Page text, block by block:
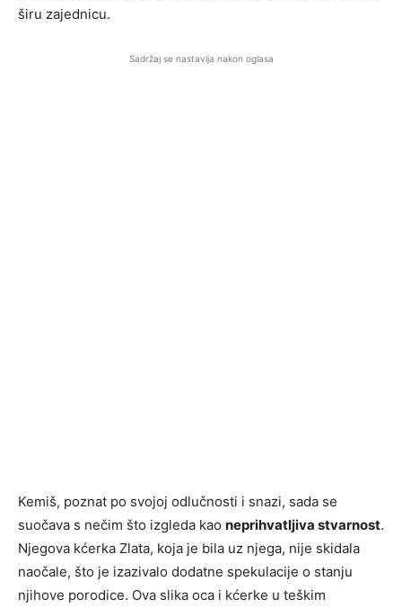
širu zajednicu.
Sadržaj se nastavlja nakon oglasa
Kemiš, poznat po svojoj odlučnosti i snazi, sada se
suočava s nečim što izgleda kao neprihvatljiva stvarnost.
Njegova kćerka Zlata, koja je bila uz njega, nije skidala
naočale, što je izazivalo dodatne spekulacije o stanju
njihove porodice. Ova slika oca i kćerke u teškim